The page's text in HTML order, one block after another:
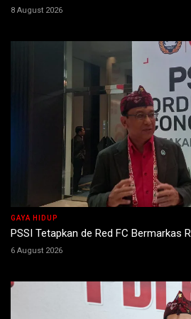
8 August 2026
GAYA HIDUP
PSSI Tetapkan de Red FC Bermarkas
6 August 2026